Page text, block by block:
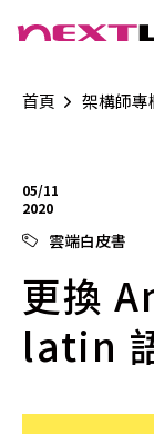
首頁 架構師專
05/11
2020
雲端白皮書
更換
latin